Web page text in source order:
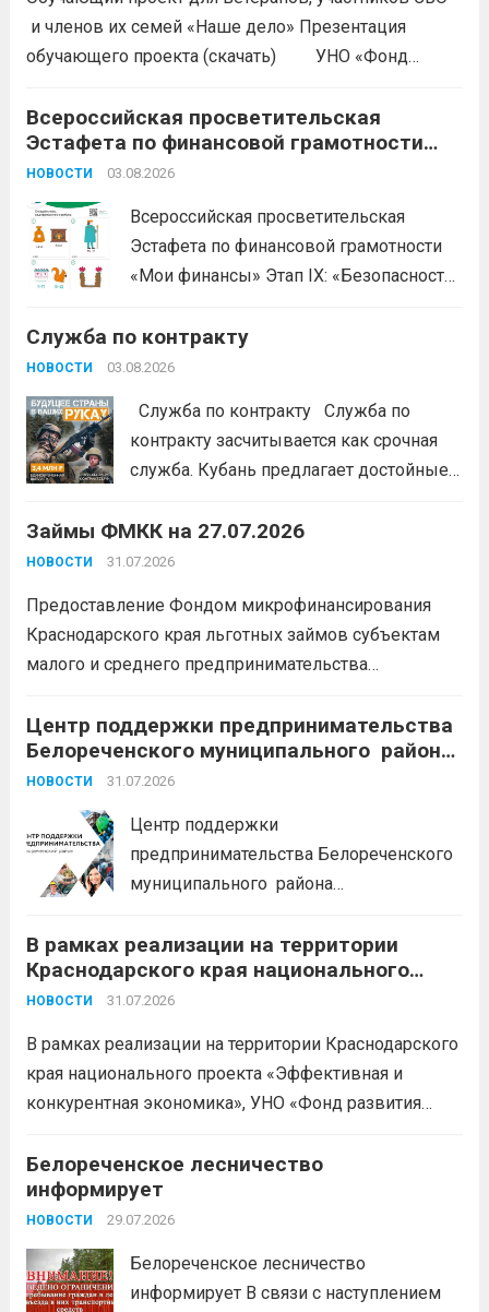
и членов их семей «Наше дело» Презентация
обучающего проекта (скачать) УНО «Фонд
продолжается прием заявок на бесплатное участие в
обучающем проекте «Наше дело». Обучение
ориентировано на ветеранов боевых...
Всероссийская просветительская
Эстафета по финансовой грамотности
«Мои финансы»
НОВОСТИ 03.08.2026
Всероссийская просветительская
Эстафета по финансовой грамотности
«Мои финансы» Этап IX: «Безопасность
портале: моифинансы.рф
#ЭстафетаМоиФинансы
Служба по контракту
НОВОСТИ 03.08.2026
Служба по контракту Служба по
контракту засчитывается как срочная
служба. Кубань предлагает достойные
защиту Отечества:
единовременно;
каникулы;
сохранение места...Читать
дальше
Займы ФМКК на 27.07.2026
НОВОСТИ 31.07.2026
Предоставление Фондом микрофинансирования
Краснодарского края льготных займов субъектам
малого и среднего предпринимательства
5 млн. рублей Срок от 7 мес. до 36 мес. Процентная
ставка 0,1- 8,15 % годовых Возможно установление
льготного периода...
Центр поддержки предпринимательства
Белореченского муниципального района
Краснодарского края приглашает на
НОВОСТИ 31.07.2026
Центр поддержки
предпринимательства Белореченского
муниципального района
БЕСПЛАТНЫЕ КОНСУЛЬТАЦИИ
Бухгалтерский учет и заполнение
деклараций; Трудовое
планирование и правовое обеспечение;
Микрозаймы для предпринимателей по
низким ставкам; Единый налоговый
+79892903917 Часы работы: 08:00-17:00
Ждем Вас...
В рамках реализации на территории
Краснодарского края национального
проекта «Эффективная и конкурентная
НОВОСТИ 31.07.2026
В рамках реализации на территории Краснодарского
края национального проекта «Эффективная и
конкурентная экономика», УНО «Фонд развития
доступных мерах поддержки субъектов малого и
среднего предпринимательства и граждан,
желающих вести бизнес.
Белореченское лесничество
информирует
НОВОСТИ 29.07.2026
Белореченское лесничество
информирует В связи с наступлением